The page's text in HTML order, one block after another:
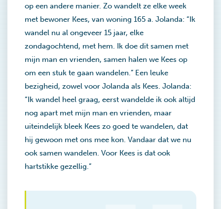
op een andere manier. Zo wandelt ze elke week
met bewoner Kees, van woning 165 a. Jolanda: “Ik
wandel nu al ongeveer 15 jaar, elke
zondagochtend, met hem. Ik doe dit samen met
mijn man en vrienden, samen halen we Kees op
om een stuk te gaan wandelen.” Een leuke
bezigheid, zowel voor Jolanda als Kees. Jolanda:
“Ik wandel heel graag, eerst wandelde ik ook altijd
nog apart met mijn man en vrienden, maar
uiteindelijk bleek Kees zo goed te wandelen, dat
hij gewoon met ons mee kon. Vandaar dat we nu
ook samen wandelen. Voor Kees is dat ook
hartstikke gezellig.”